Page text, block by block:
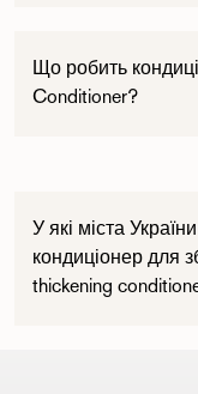
Що робить
Conditioner?
Пошук...
У які міста
кондиціонер для
thickening